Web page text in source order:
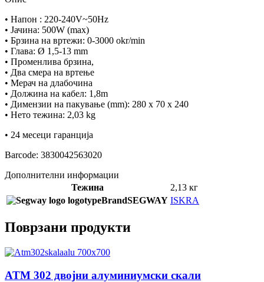
• Напон : 220-240V~50Hz
• Јачина: 500W (max)
• Брзина на вртежи: 0-3000 okr/min
• Глава: Ø 1,5-13 mm
• Променлива брзина,
• Два смера на вртење
• Мерач на длабочина
• Должина на кабел: 1,8m
• Димензии на пакување (mm): 280 x 70 x 240
• Нето тежина: 2,03 kg
• 24 месеци гаранција
Barcode: 3830042563020
Дополнителни информации
Тежина
2,13 кг
BrandSEGWAY ISKRA
Поврзани продукти
ATM 302 двојни алуминиумски скали